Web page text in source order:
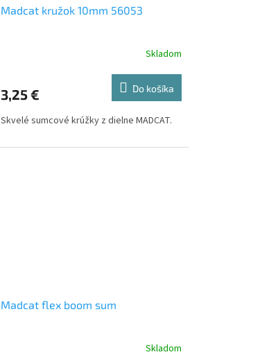
Madcat kružok 10mm 56053
Skladom
3,25 € Do košíka
Skvelé sumcové krúžky z dielne MADCAT.
Madcat flex boom sum
Skladom